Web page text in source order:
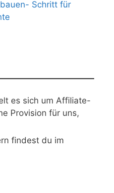
Schritt für
es sich um Affiliate-
Provision für uns,
findest du im